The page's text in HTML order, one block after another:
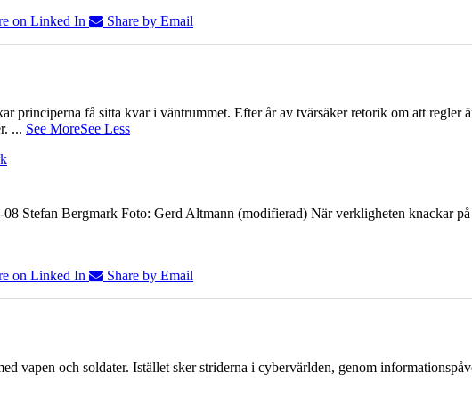
on Linked In Share by Email
principerna få sitta kvar i väntrummet. Efter år av tvärsäker retorik om att regler
... See MoreSee Less
Stefan Bergmark Foto: Gerd Altmann (modifierad) När verkligheten knackar
on Linked In Share by Email
vapen och soldater. Istället sker striderna i cybervärlden, genom